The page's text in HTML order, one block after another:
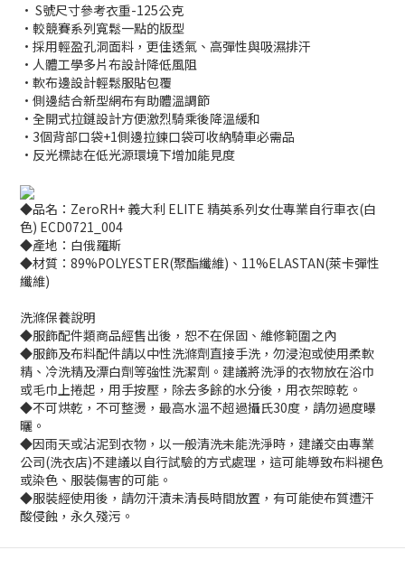
• S號尺寸參考衣重-125公克
•較競賽系列寬鬆一點的版型
•採用輕盈孔洞面料，更佳透氣、高彈性與吸濕排汗
•人體工學多片布設計降低風阻
•軟布邊設計輕鬆服貼包覆
•側邊結合新型網布有助體溫調節
•全開式拉鏈設計方便激烈騎乘後降溫緩和
•3個背部口袋+1側邊拉鍊口袋可收納騎車必需品
•反光標誌在低光源環境下增加能見度
◆品名：ZeroRH+ 義大利 ELITE 精英系列女仕專業自行車衣(白
色) ECD0721_004
◆產地：白俄羅斯
◆材質：89%POLYESTER(聚酯纖維)、11%ELASTAN(萊卡彈性
纖維)
洗滌保養說明
◆服飾配件類商品經售出後，恕不在保固、維修範圍之內
◆服飾及布料配件請以中性洗滌劑直接手洗，勿浸泡或使用柔軟
精、冷洗精及漂白劑等強性洗潔劑。建議將洗淨的衣物放在浴巾
或毛巾上捲起，用手按壓，除去多餘的水分後，用衣架晾乾。
◆不可烘乾，不可整燙，最高水溫不超過攝氏30度，請勿過度曝
曬。
◆因雨天或沾泥到衣物，以一般清洗未能洗淨時，建議交由專業
公司(洗衣店)不建議以自行試驗的方式處理，這可能導致布料褪色
或染色、服裝傷害的可能。
◆服裝經使用後，請勿汗漬未清長時間放置，有可能使布質遭汗
酸侵蝕，永久殘污。